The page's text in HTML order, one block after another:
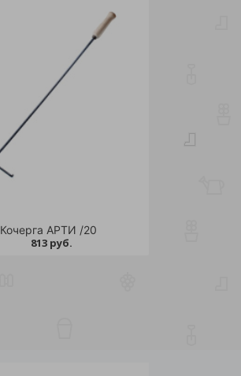
Кочерга АРТИ /20
813 руб.